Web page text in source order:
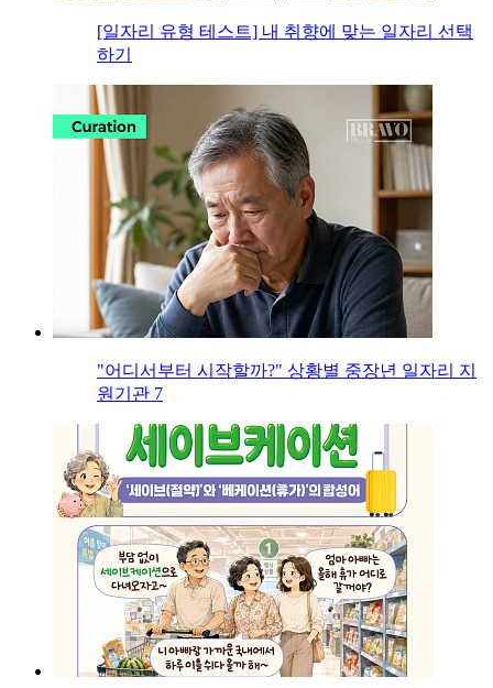
[일자리 유형 테스트] 내 취향에 맞는 일자리 선택
하기
"어디서부터 시작할까?" 상황별 중장년 일자리 지
원기관 7